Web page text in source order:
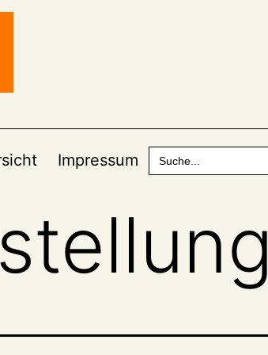
Impressum
Search
for: